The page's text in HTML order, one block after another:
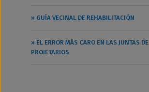
» GUÍA VECINAL DE REHABILITACIÓN
» EL ERROR MÁS CARO EN LAS JUNTAS DE
PROIETARIOS